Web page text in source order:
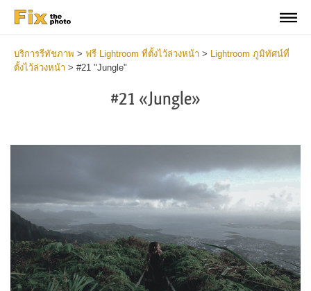
บริการรีทัชภาพ > ฟรี Lightroom ที่ตั้งไว้ล่วงหน้า > Lightroom ภูมิทัศน์ที่
ตั้งไว้ล่วงหน้า > #21 "Jungle"
#21 «Jungle»